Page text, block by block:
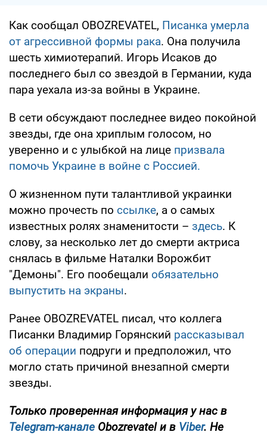
Как сообщал OBOZREVATEL, Писанка умерла
от агрессивной формы рака. Она получила
шесть химиотерапий. Игорь Исаков до
последнего был со звездой в Германии, куда
пара уехала из-за войны в Украине.
В сети обсуждают последнее видео покойной
звезды, где она хриплым голосом, но
уверенно и с улыбкой на лице призвала
помочь Украине в войне с Россией.
О жизненном пути талантливой украинки
можно прочесть по ссылке, а о самых
известных ролях знаменитости – здесь. К
слову, за несколько лет до смерти актриса
снялась в фильме Наталки Ворожбит
"Демоны". Его пообещали обязательно
выпустить на экраны.
Ранее OBOZREVATEL писал, что коллега
Писанки Владимир Горянский рассказывал
об операции подруги и предположил, что
могло стать причиной внезапной смерти
звезды.
Только проверенная информация у нас в
Telegram-канале Obozrevatel и в Viber. Не